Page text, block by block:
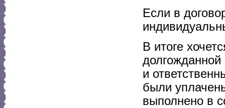
Если в
В итоге
и
были
выполнено в